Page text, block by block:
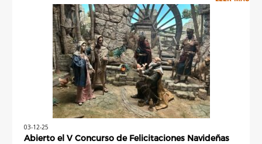
03-12-25
Abierto el V Concurso de Felicitaciones Navideñas